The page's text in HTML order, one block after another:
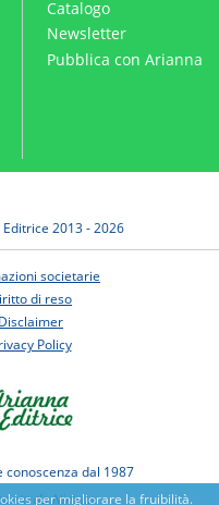
per migliorare la fruibilità.
Catalogo
Newsletter
Pubblica con Arianna
2013 - 2026
societarie
di reso
Disclaimer
Policy
conoscenza dal 1987
daNimaia